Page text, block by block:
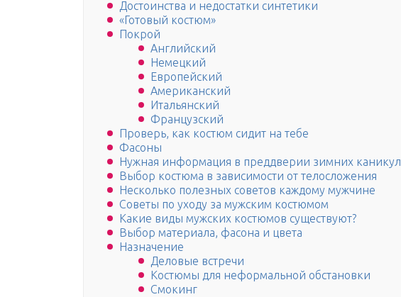
Достоинства и недостатки синтетики
«Готовый костюм»
Покрой
Английский
Немецкий
Европейский
Американский
Итальянский
Французский
Проверь, как костюм сидит на тебе
Фасоны
Нужная информация в преддверии зимних каникул
Выбор костюма в зависимости от телосложения
Несколько полезных советов каждому мужчине
Советы по уходу за мужским костюмом
Какие виды мужских костюмов существуют?
Выбор материала, фасона и цвета
Назначение
Деловые встречи
Костюмы для неформальной обстановки
Смокинг